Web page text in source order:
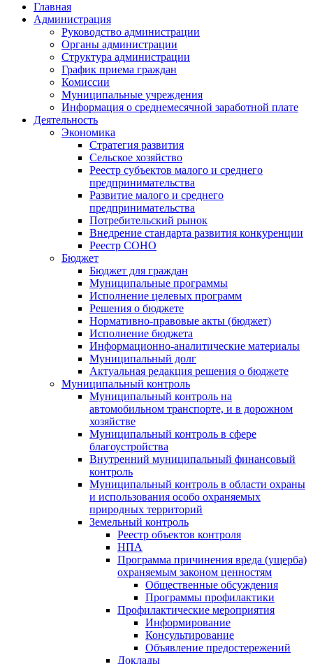
Главная
Администрация
Руководство администрации
Органы администрации
Структура администрации
График приема граждан
Комиссии
Муниципальные учреждения
Информация о среднемесячной заработной плате
Деятельность
Экономика
Стратегия развития
Сельское хозяйство
Реестр субъектов малого и среднего
предпринимательства
Развитие малого и среднего
предпринимательства
Потребительский рынок
Внедрение стандарта развития конкуренции
Реестр СОНО
Бюджет
Бюджет для граждан
Муниципальные программы
Исполнение целевых программ
Решения о бюджете
Нормативно-правовые акты (бюджет)
Исполнение бюджета
Информационно-аналитические материалы
Муниципальный долг
Актуальная редакция решения о бюджете
Муниципальный контроль
Муниципальный контроль на
автомобильном транспорте, и в дорожном
хозяйстве
Муниципальный контроль в сфере
благоустройства
Внутренний муниципальный финансовый
контроль
Муниципальный контроль в области охраны
и использования особо охраняемых
природных территорий
Земельный контроль
Реестр объектов контроля
НПА
Программа причинения вреда (ущерба)
охраняемым законом ценностям
Общественные обсуждения
Программы профилактики
Профилактические мероприятия
Информирование
Консультирование
Объявление предостережений
Доклады